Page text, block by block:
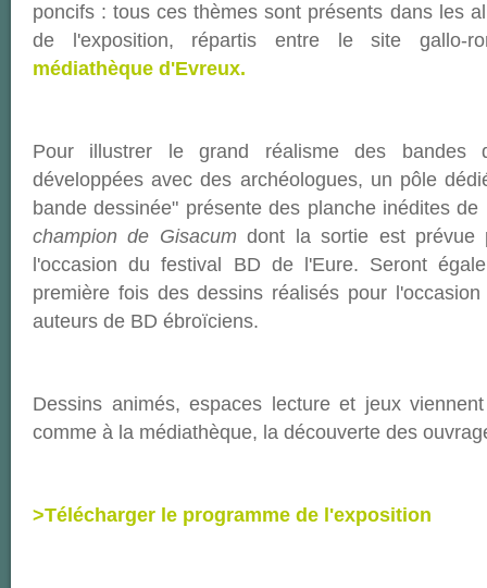
poncifs : tous ces thèmes sont présents dans les
de l'exposition, répartis entre le site gallo-
médiathèque d'Evreux.
Pour illustrer le grand réalisme des bandes
développées avec des archéologues, un pôle
bande dessinée" présente des planche inédites
champion de Gisacum dont la sortie est prévue
l'occasion du festival BD de l'Eure. Seront
première fois des dessins réalisés pour
auteurs de BD ébroïciens.
Dessins animés, espaces lecture et jeux
comme à la médiathèque, la découverte des
>Télécharger le programme de l'exposition